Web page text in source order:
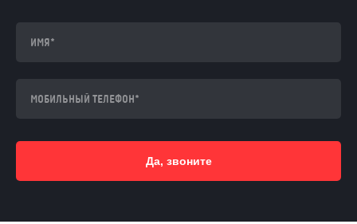
Да, звоните